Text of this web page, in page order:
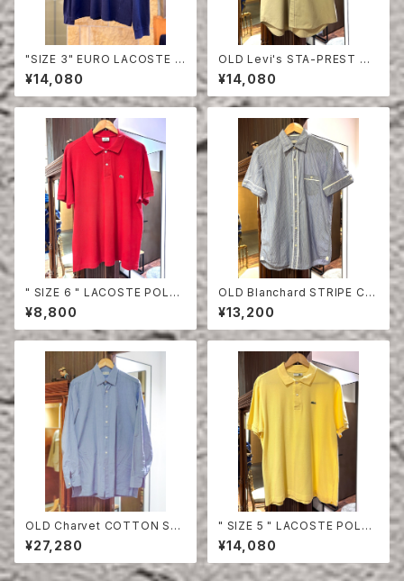
"SIZE 3" EURO LACOSTE P
OLO SHIRT LONG SLEEVE
¥14,080
OLD Levi's STA-PREST HA
LF SLEEVE SHIRT
¥14,080
" SIZE 6 " LACOSTE POLO
SHIRT RED
¥8,800
OLD Blanchard STRIPE CO
TTON HALF SLEEVE SHIRT
¥13,200
OLD Charvet COTTON SHI
RT
¥27,280
" SIZE 5 " LACOSTE POLO
SHIRT YELLOW
¥14,080